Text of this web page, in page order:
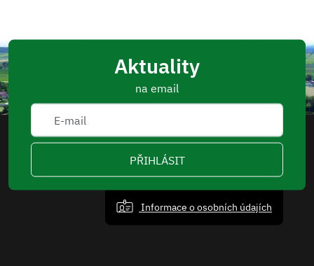
Aktuality
na email
PŘIHLÁSIT
Informace o osobních údajích